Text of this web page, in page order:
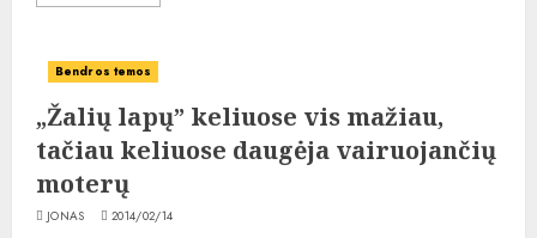
Bendros temos
„Žalių lapų” keliuose vis mažiau,
tačiau keliuose daugėja vairuojančių
moterų
JONAS 2014/02/14